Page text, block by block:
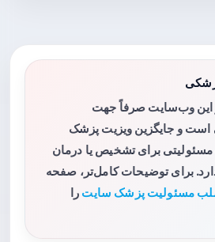
این وب‌سایت صرفاً جهت
است و جایگزین ویزیت پزشک
برای تشخیص یا درمان
برای توضیحات کامل‌تر، صفحه
مسئولیت پزشک سایت را